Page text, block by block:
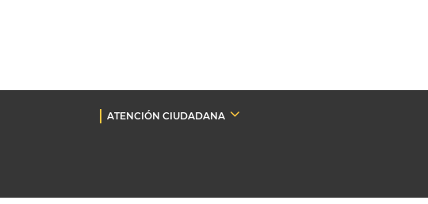
ATENCIÓN CIUDADANA